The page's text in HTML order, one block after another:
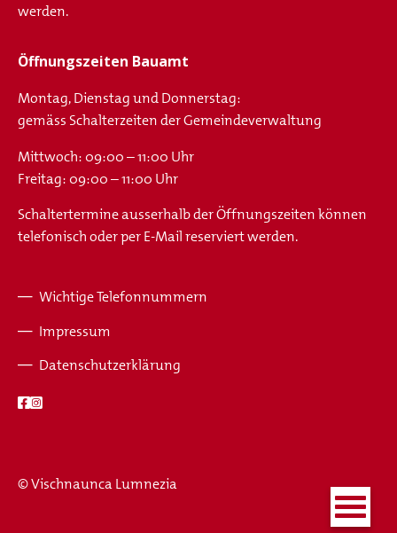
werden.
Öffnungszeiten Bauamt
Montag, Dienstag und Donnerstag:
gemäss Schalterzeiten der Gemeindeverwaltung
Mittwoch: 09:00 – 11:00 Uhr
Freitag: 09:00 – 11:00 Uhr
Schaltertermine ausserhalb der Öffnungszeiten können
telefonisch oder per E-Mail reserviert werden.
Wichtige Telefonnummern
Impressum
Datenschutzerklärung
© Vischnaunca Lumnezia